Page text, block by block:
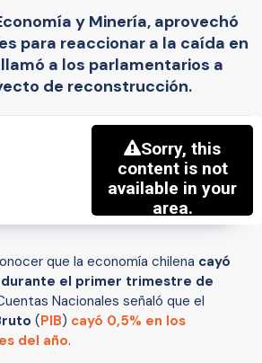
y Minería, aprovechó
para reaccionar a la caída en
a los parlamentarios a
de reconstrucción.
que la economía chilena cayó
el primer trimestre de
Nacionales señaló que el
(PIB) cayó 0,5% en los
del año.